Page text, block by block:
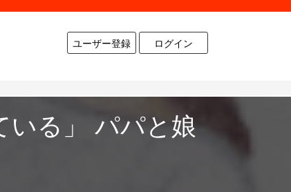
ユーザー登録 ログイン
いる」 パパと娘